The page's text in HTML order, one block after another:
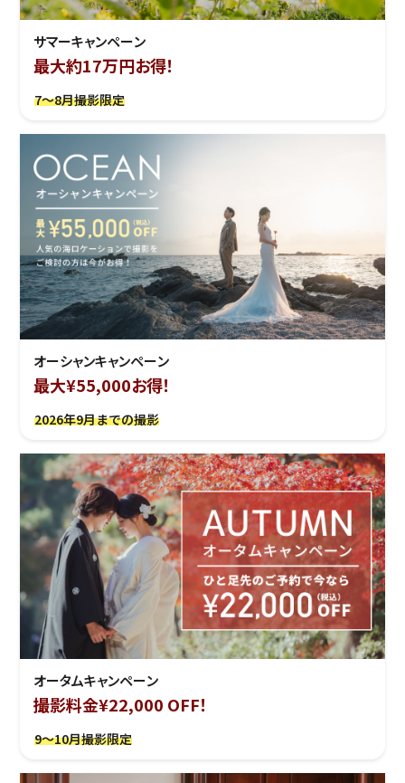
サマーキャンペーン
最大約17万円お得！
7～8月撮影限定
オーシャンキャンペーン
最大¥55,000お得！
2026年9月までの撮影
オータムキャンペーン
撮影料金¥22,000 OFF！
9～10月撮影限定